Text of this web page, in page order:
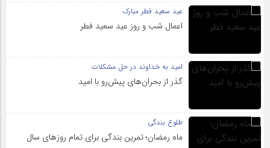
عید سعید فطر مبارک
اعمال شب و روز عید سعید فطر
امید به خداوند در حل مشکلات
گذر از بحران‌های پیش‌رو با امید
طلوع بندگی
ماه رمضان؛ تمرین بندگی برای تمام روزهای سال